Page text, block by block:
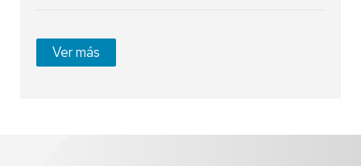
Ver más